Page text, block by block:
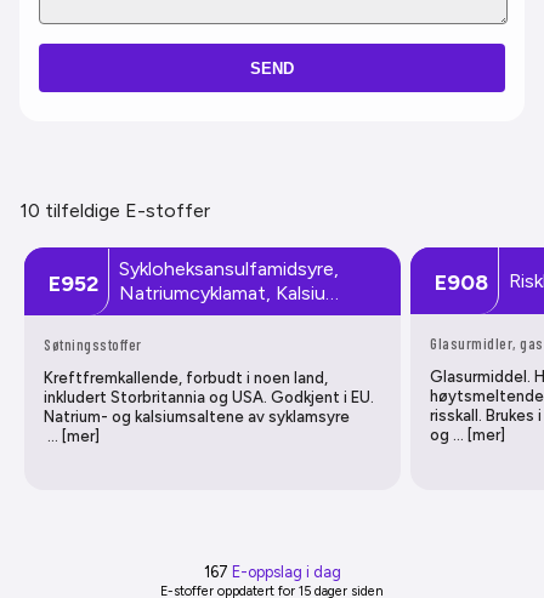
SEND
10 tilfeldige E-stoffer
E952
Sykloheksansulfamidsyre,
Natriumcyklamat, Kalsiu…
Søtningsstoffer
Kreftfremkallende, forbudt i noen land,
inkludert Storbritannia og USA. Godkjent i EU.
Natrium- og kalsiumsaltene av syklamsyre
… [mer]
E908
Glasurmidler,
Glasurmiddel.
risskall.
og … [mer]
167 E-oppslag i dag
E-stoffer oppdatert for 15 dager siden